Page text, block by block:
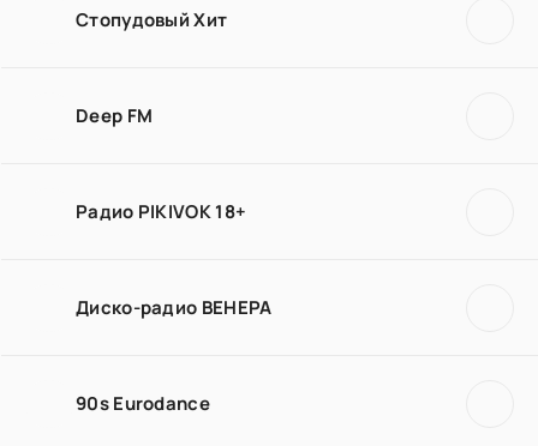
Стопудовый Хит
Deep FM
Радио PIKIVOK 18+
Диско-радио ВЕНЕРА
90s Eurodance